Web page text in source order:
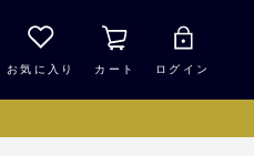
お気に入り カート ログイン